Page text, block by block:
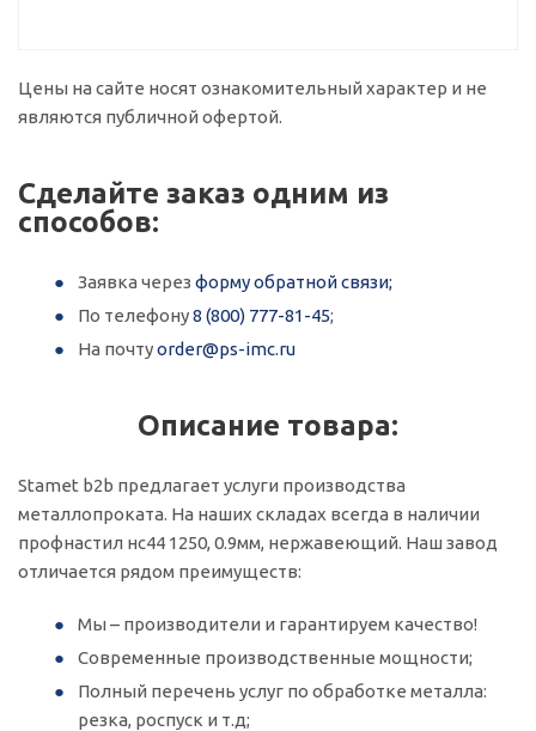
Цены на сайте носят ознакомительный характер и не
являются публичной офертой.
Сделайте заказ одним из
способов:
Заявка через форму обратной связи;
По телефону8 (800) 777-81-45;
На почтуorder@ps-imc.ru
Описание товара:
Stamet b2b предлагает услуги производства
металлопроката. На наших складах всегда в наличии
профнастил нс44 1250, 0.9мм, нержавеющий. Наш завод
отличается рядом преимуществ:
Мы – производители и гарантируем качество!
Современные производственные мощности;
Полный перечень услуг по обработке металла:
резка, роспуск и т.д;